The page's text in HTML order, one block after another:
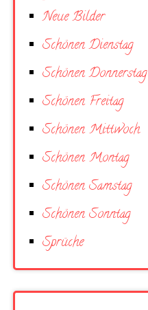
Neue Bilder
Schönen Dienstag
Schönen Donnerstag
Schönen Freitag
Schönen Mittwoch
Schönen Montag
Schönen Samstag
Schönen Sonntag
Sprüche